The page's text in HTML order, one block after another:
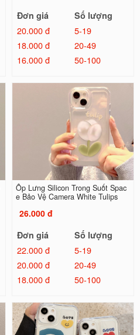
Đơn giá
Số lượng
20.000 đ
5-19
18.000 đ
20-49
16.000 đ
50-100
Ốp Lưng Silicon Trong Suốt Spac
e Bảo Vệ Camera White Tulips
26.000 đ
Đơn giá
Số lượng
22.000 đ
5-19
20.000 đ
20-49
18.000 đ
50-100